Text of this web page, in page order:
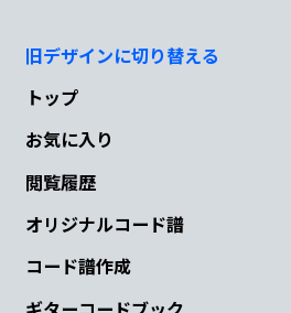
旧デザインに切り替える
トップ
お気に入り
閲覧履歴
オリジナルコード譜
コード譜作成